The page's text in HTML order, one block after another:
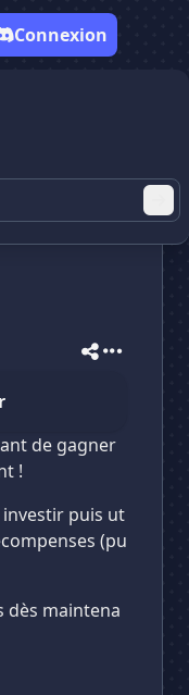
Connexion
de gagner
!
puis ut
(pu
dès maintena
V2
V2
avis de ce
V2